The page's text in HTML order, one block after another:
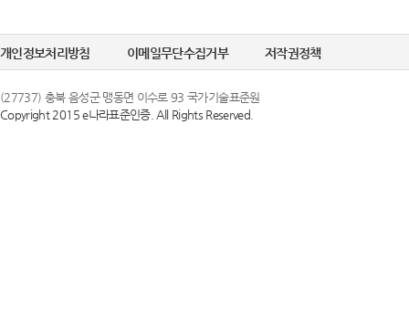
개인정보처리방침 이메일무단수집거부 저작권정책
(27737) 충북 음성군 맹동면 이수로 93 국가기술표준원
Copyright 2015 e나라표준인증. All Rights Reserved.